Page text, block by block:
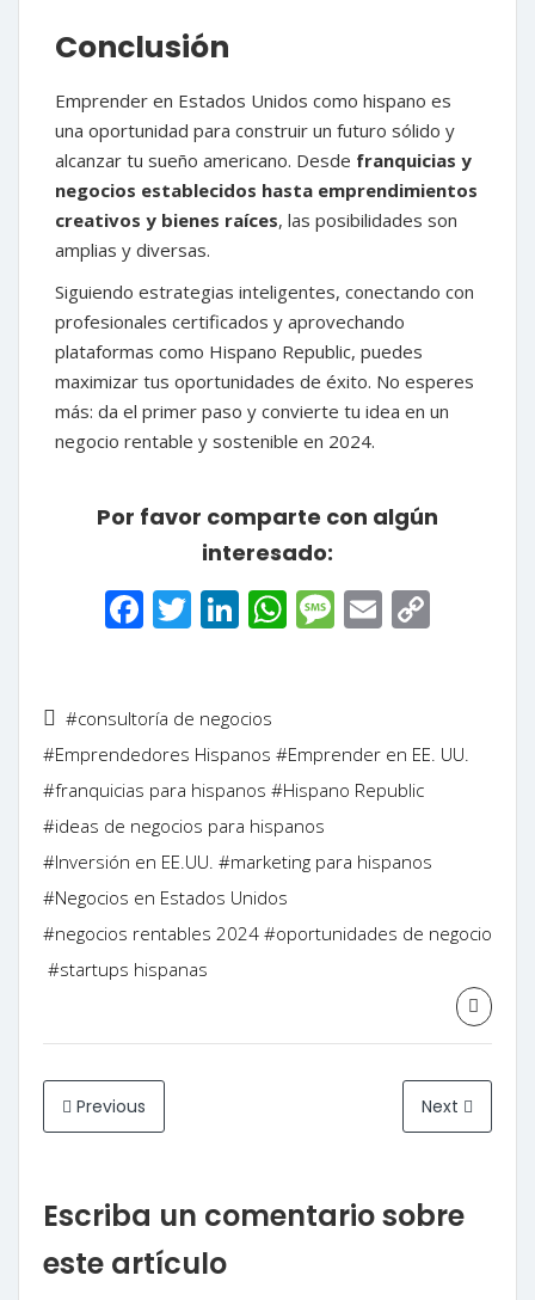
Conclusión
Emprender en Estados Unidos como hispano es
una oportunidad para construir un futuro sólido y
alcanzar tu sueño americano. Desde franquicias y
negocios establecidos hasta emprendimientos
creativos y bienes raíces, las posibilidades son
amplias y diversas.
Siguiendo estrategias inteligentes, conectando con
profesionales certificados y aprovechando
plataformas como Hispano Republic, puedes
maximizar tus oportunidades de éxito. No esperes
más: da el primer paso y convierte tu idea en un
negocio rentable y sostenible en 2024.
Por favor comparte con algún
interesado:
FacebookTwitter LinkedInWhatsAppMessageEmail
#consultoría de negocios
#Emprendedores Hispanos #Emprender en EE. UU.
#franquicias para hispanos #Hispano Republic
#ideas de negocios para hispanos
#Inversión en EE.UU. #marketing para hispanos
#Negocios en Estados Unidos
#negocios rentables 2024 #oportunidades de negocio
#startups hispanas
Previous Next
Escriba un comentario sobre
este artículo